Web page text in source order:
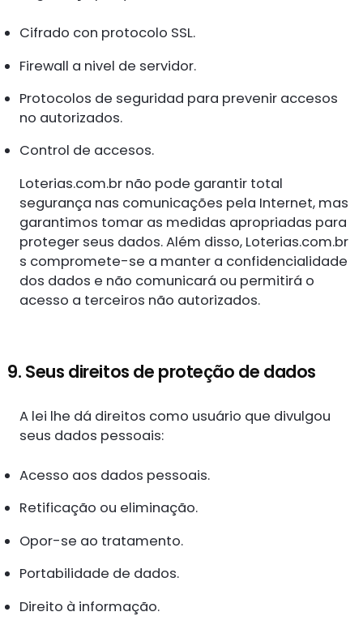
Cifrado con protocolo SSL.
Firewall a nivel de servidor.
Protocolos de seguridad para prevenir accesos
no autorizados.
Control de accesos.
Loterias.com.br não pode garantir total
segurança nas comunicações pela Internet, mas
garantimos tomar as medidas apropriadas para
proteger seus dados. Além disso, Loterias.com.br
s compromete-se a manter a confidencialidade
dos dados e não comunicará ou permitirá o
acesso a terceiros não autorizados.
9. Seus direitos de proteção de dados
A lei lhe dá direitos como usuário que divulgou
seus dados pessoais:
Acesso aos dados pessoais.
Retificação ou eliminação.
Opor-se ao tratamento.
Portabilidade de dados.
Direito à informação.